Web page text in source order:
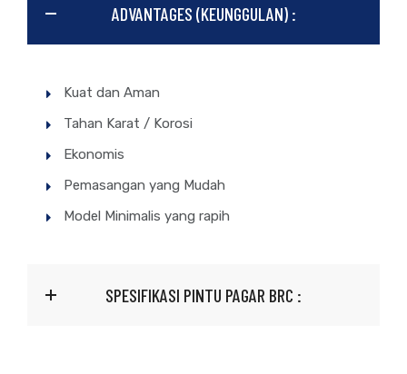
ADVANTAGES (KEUNGGULAN) :
Kuat dan Aman
Tahan Karat / Korosi
Ekonomis
Pemasangan yang Mudah
Model Minimalis yang rapih
SPESIFIKASI PINTU PAGAR BRC :